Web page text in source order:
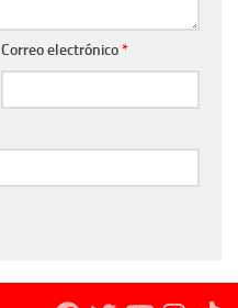
Correo electrónico*